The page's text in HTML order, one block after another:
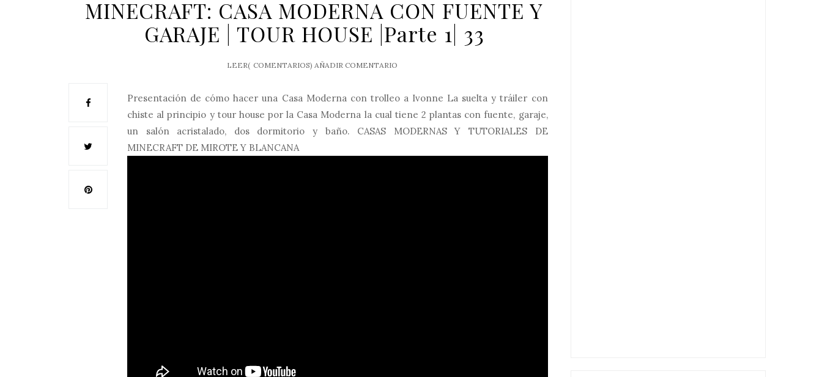
MINECRAFT: CASA MODERNA CON FUENTE Y
GARAJE | TOUR HOUSE |Parte 1| 33
LEER( COMENTARIOS) AÑADIR COMENTARIO
Presentación de cómo hacer una Casa Moderna con trolleo a Ivonne La suelta y tráiler con
chiste al principio y tour house por la Casa Moderna la cual tiene 2 plantas con fuente, garaje,
un salón acristalado, dos dormitorio y baño. CASAS MODERNAS Y TUTORIALES DE
MINECRAFT DE MIROTE Y BLANCANA